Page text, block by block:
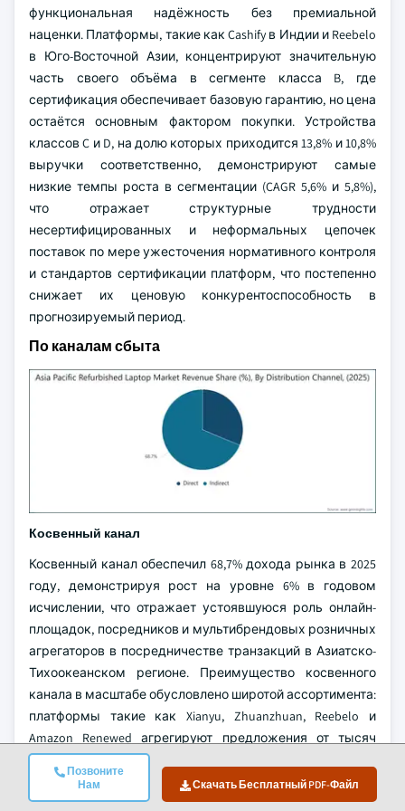
Позвоните
Нам
Скачать Бесплатный PDF-Файл
функциональная надёжность без премиальной
наценки. Платформы, такие как Cashify в Индии и Reebelo
в Юго-Восточной Азии, концентрируют значительную
часть своего объёма в сегменте класса B, где
сертификация обеспечивает базовую гарантию, но цена
остаётся основным фактором покупки. Устройства
классов C и D, на долю которых приходится 13,8% и 10,8%
выручки соответственно, демонстрируют самые
низкие темпы роста в сегментации (CAGR 5,6% и 5,8%),
что отражает структурные трудности
несертифицированных и неформальных цепочек
поставок по мере ужесточения нормативного контроля
и стандартов сертификации платформ, что постепенно
снижает их ценовую конкурентоспособность в
прогнозируемый период.
По каналам сбыта
Косвенный канал
Косвенный канал обеспечил 68,7% дохода рынка в 2025
году, демонстрируя рост на уровне 6% в годовом
исчислении, что отражает устоявшуюся роль онлайн-
площадок, посредников и мультибрендовых розничных
агрегаторов в посредничестве транзакций в Азиатско-
Тихоокеанском регионе. Преимущество косвенного
канала в масштабе обусловлено широтой ассортимента:
платформы такие как Xianyu, Zhuanzhuan, Reebelo и
Amazon Renewed агрегируют предложения от тысяч
продавцов, предоставляя глубину выбора, которую не
может обеспечить ни один прямой оператор. В
ландшафте Азиатско-Тихоокеанского региона